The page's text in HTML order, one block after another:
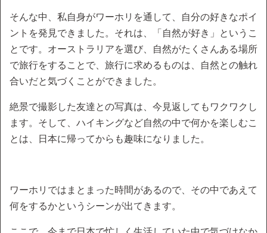
そんな中、私自身がワーホリを通して、自分の好きなポイ
ントを発見できました。それは、「自然が好き」というこ
とです。オーストラリアを選び、自然がたくさんある場所
で旅行をすることで、旅行に求めるものは、自然との触れ
合いだと気づくことができました。
絶景で撮影した友達との写真は、今見返してもワクワクし
ます。そして、ハイキングなど自然の中で何かを楽しむこ
とは、日本に帰ってからも趣味になりました。
ワーホリではまとまった時間があるので、その中であえて
何をするかというシーンが出てきます。